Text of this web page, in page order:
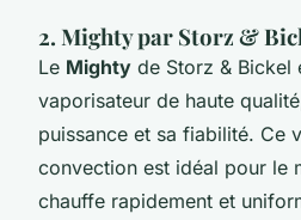
2. Mighty par Storz &
Le Mighty de Storz & Bickel
vaporisateur de haute
puissance et sa fiabilité. Ce
convection est idéal pour le
chauffe rapidement et